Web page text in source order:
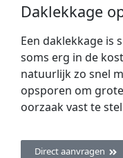
Daklekkage
Een daklekkage is
soms erg in de
natuurlijk zo snel
opsporen om
oorzaak vast te
Direct aanvragen